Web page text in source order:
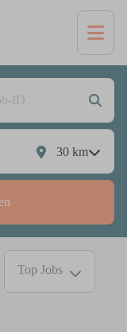
30 km
Top Jobs